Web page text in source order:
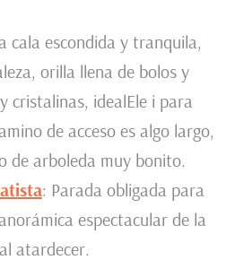
cala escondida y tranquila,
orilla llena de bolos y
cristalinas, idealEle i para
de acceso es algo largo,
de arboleda muy bonito.
: Parada obligada para
espectacular de la
atardecer.